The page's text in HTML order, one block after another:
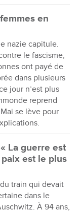
en
nazie capitule.
le fascisme,
ont payé de
dans plusieurs
jour n’est plus
reprend
se lève pour
La guerre est
est le plus
du train qui devait
dans le
À 94 ans,